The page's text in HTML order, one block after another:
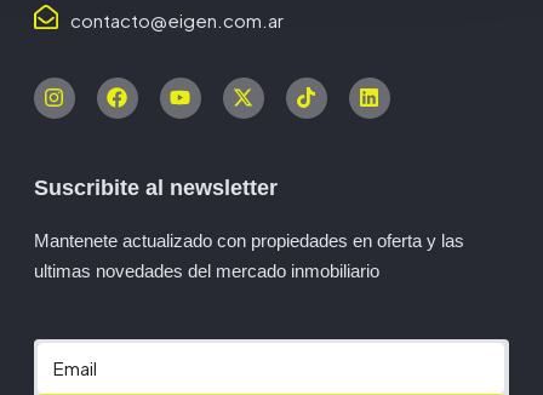
contacto@eigen.com.ar
Suscribite al newsletter
Mantenete actualizado con propiedades en oferta y las
ultimas novedades del mercado inmobiliario